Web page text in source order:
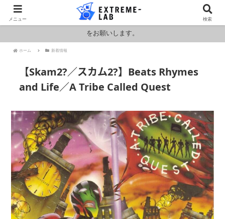
ロシア・ウクライナおよびアメリカ・イランの情勢により燃料および原料
価格が高騰しております。HPの金額と料金が異なりますのでお見積もり
をお願いします。
ホーム 新着情報
【Skam2?／スカム2?】Beats Rhymes
and Life／A Tribe Called Quest
メニュー 検索